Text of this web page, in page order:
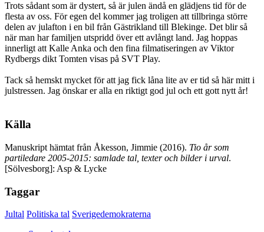
Trots sådant som är dystert, så är julen ändå en glädjens tid för de
flesta av oss. För egen del kommer jag troligen att tillbringa större
delen av julafton i en bil från Gästrikland till Blekinge. Det blir så
när man har familjen utspridd över ett avlångt land. Jag hoppas
innerligt att Kalle Anka och den fina filmatiseringen av Viktor
Rydbergs dikt Tomten visas på SVT Play.
Tack så hemskt mycket för att jag fick låna lite av er tid så här mitt i
julstressen. Jag önskar er alla en riktigt god jul och ett gott nytt år!
Källa
Manuskript hämtat från Åkesson, Jimmie (2016). Tio år som
partiledare 2005-2015: samlade tal, texter och bilder i urval.
[Sölvesborg]: Asp & Lycke
Taggar
Jultal Politiska tal Sverigedemokraterna